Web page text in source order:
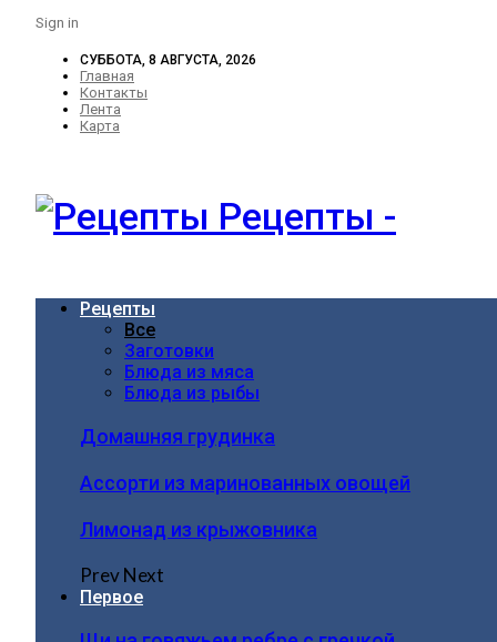
Sign in
СУББОТА, 8 АВГУСТА, 2026
Главная
Контакты
Лента
Карта
Рецепты -
Рецепты
Все
Заготовки
Блюда из мяса
Блюда из рыбы
Домашняя грудинка
Ассорти из маринованных овощей
Лимонад из крыжовника
PrevNext
Первое